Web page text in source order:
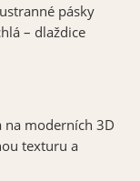
pásky
– dlaždice
na moderních 3D
texturu a